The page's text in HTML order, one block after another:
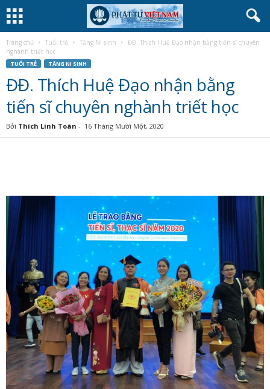
Trang chủ Tuổi trẻ Tăng Ni sinh
ĐĐ. Thích Huệ Đạo nhận bằng tiến sĩ chuyên
nghành triết học
TUỔI TRẺ TĂNG NI SINH
ĐĐ. Thích Huệ Đạo nhận bằng
tiến sĩ chuyên nghành triết học
Bởi Thích Linh Toàn - 16 Tháng Mười Một, 2020